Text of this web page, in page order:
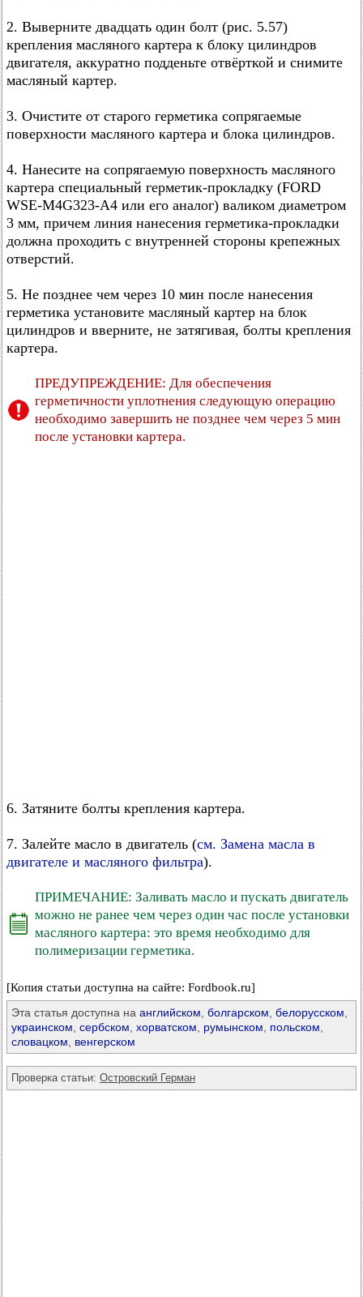
2. Выверните двадцать один болт (рис. 5.57)
крепления масляного картера к блоку цилиндров
двигателя, аккуратно подденьте отвёрткой и снимите
масляный картер.
3. Очистите от старого герметика сопрягаемые
поверхности масляного картера и блока цилиндров.
4. Нанесите на сопрягаемую поверхность масляного
картера специальный герметик-прокладку (FORD
WSE-M4G323-A4 или его аналог) валиком диаметром
3 мм, причем линия нанесения герметика-прокладки
должна проходить с внутренней стороны крепежных
отверстий.
5. Не позднее чем через 10 мин после нанесения
герметика установите масляный картер на блок
цилиндров и вверните, не затягивая, болты крепления
картера.
ПРЕДУПРЕЖДЕНИЕ: Для обеспечения
герметичности уплотнения следующую операцию
необходимо завершить не позднее чем через 5 мин
после установки картера.
6. Затяните болты крепления картера.
7. Залейте масло в двигатель (см. Замена масла в
двигателе и масляного фильтра).
ПРИМЕЧАНИЕ: Заливать масло и пускать двигатель
можно не ранее чем через один час после установки
масляного картера: это время необходимо для
полимеризации герметика.
[Копия статьи доступна на сайте: Fordbook.ru]
Эта статья доступна на английском болгарском белорусском
украинском сербском хорватском румынском польском
словацком
венгерском
Проверка статьи: Островский Герман